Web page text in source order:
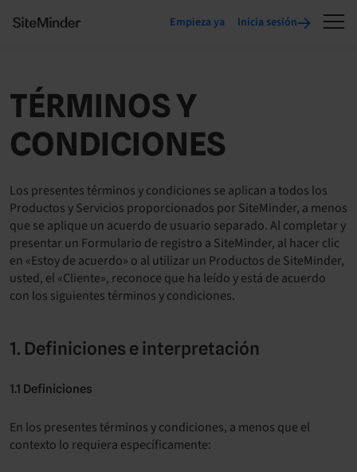
Empieza ya Inicia sesión
TÉRMINOS Y
CONDICIONES
Los presentes términos y condiciones se aplican a todos los
Productos y Servicios proporcionados por SiteMinder, a menos
que se aplique un acuerdo de usuario separado. Al completar y
presentar un Formulario de registro a SiteMinder, al hacer clic
en «Estoy de acuerdo» o al utilizar un Productos de SiteMinder,
usted, el «Cliente», reconoce que ha leído y está de acuerdo
con los siguientes términos y condiciones.
1. Definiciones e interpretación
1.1 Definiciones
En los presentes términos y condiciones, a menos que el
contexto lo requiera específicamente: